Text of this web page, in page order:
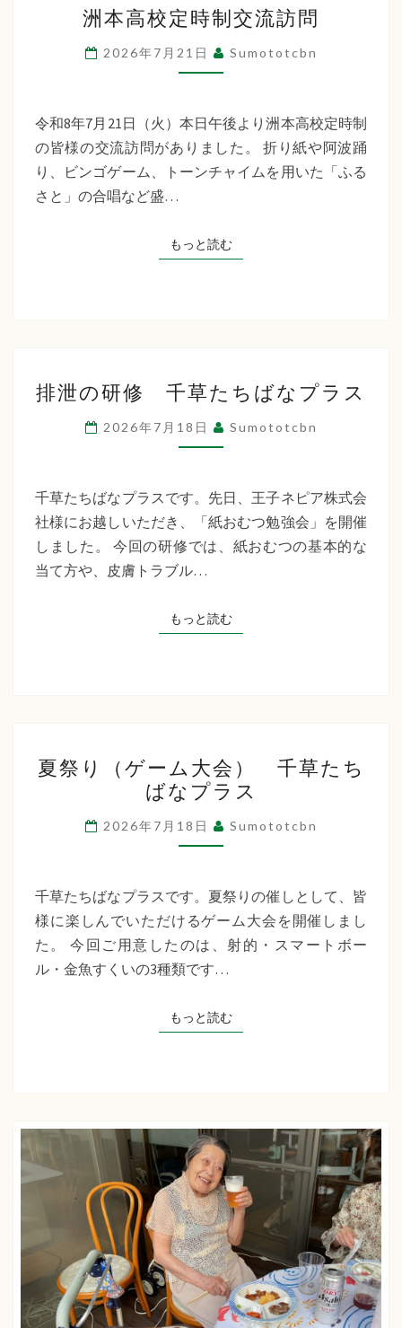
本
高
校
時
制
交
問
洲本高校定時制交流訪問
2026年7月21日 Sumototcbn
令和8年7月21日（火）本日午後より洲本高校定時制
の皆様の交流訪問がありました。 折り紙や阿波踊
り、ビンゴゲーム、トーンチャイムを用いた「ふる
さと」の合唱など盛…
もっと読むもっと読む
泄
の
研
千
草
た
な
排泄の研修 千草たちばなプラス
2026年7月18日 Sumototcbn
千草たちばなプラスです。先日、王子ネピア株式会
社様にお越しいただき、「紙おむつ勉強会」を開催
しました。 今回の研修では、紙おむつの基本的な
当て方や、皮膚トラブル…
もっと読むもっと読む
祭
り
（ゲ
ー
大
会）
千
草
ち
ス
夏祭り（ゲーム大会） 千草たち
ばなプラス
2026年7月18日 Sumototcbn
千草たちばなプラスです。夏祭りの催しとして、皆
様に楽しんでいただけるゲーム大会を開催しまし
た。 今回ご用意したのは、射的・スマートボー
ル・金魚すくいの3種類です…
もっと読むもっと読む